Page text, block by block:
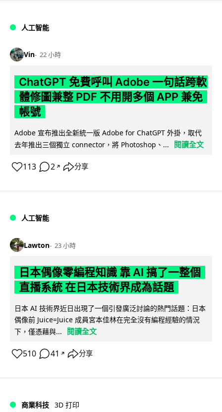
人工智能
Vin 22 小時
ChatGPT 免費呼叫 Adobe 一句話跨軟
體修圖兼整 PDF 不用開多個 APP 兼免
帳號
Adobe 宣布推出全新統一版 Adobe for ChatGPT 外掛，取代
去年推出三個獨立 connector，將 Photoshop、...
閱讀全文
113 2 ↗ 分享
人工智能
Lawton 23 小時
日本偶像零編程知識 靠 AI 搞了一整個
直播系統 在日本技術界成為話題
日本 AI 技術界近日出現了一個引發廣泛討論的熱門話題：日本
偶像前 Juice=Juice 成員宮本佳林在完全沒有編程經驗的情況
下，僅憑藉與...
閱讀全文
510 41 ↗ 分享
商業科技 3D 打印